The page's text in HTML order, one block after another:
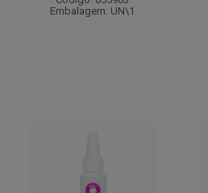
Embalagem: UN\1